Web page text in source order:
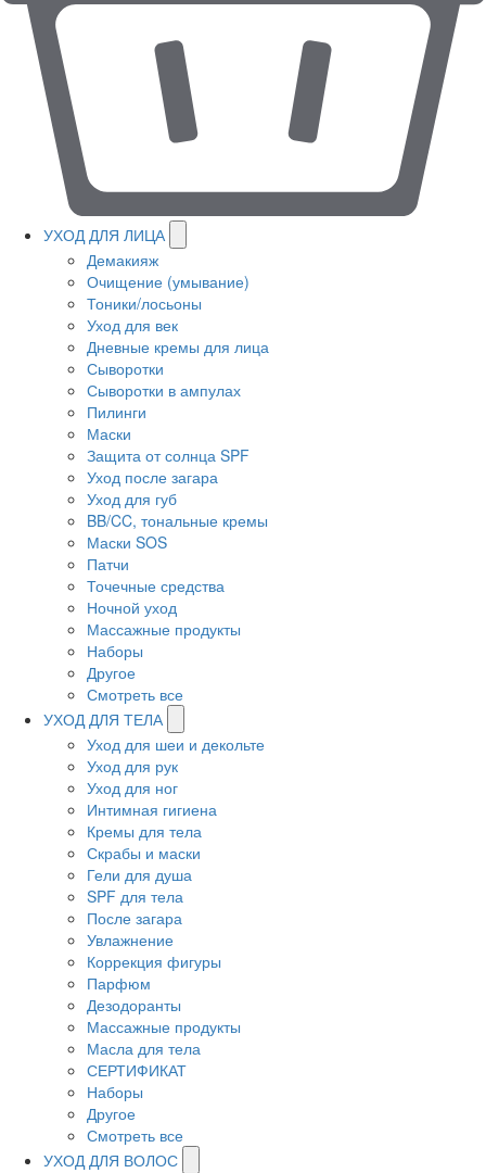
УХОД ДЛЯ ЛИЦА
Демакияж
Очищение (умывание)
Тоники/лосьоны
Уход для век
Дневные кремы для лица
Сыворотки
Сыворотки в ампулах
Пилинги
Маски
Защита от солнца SPF
Уход после загара
Уход для губ
BB/CC, тональные кремы
Маски SOS
Патчи
Точечные средства
Ночной уход
Массажные продукты
Наборы
Другое
Смотреть все
УХОД ДЛЯ ТЕЛА
Уход для шеи и декольте
Уход для рук
Уход для ног
Интимная гигиена
Кремы для тела
Скрабы и маски
Гели для душа
SPF для тела
После загара
Увлажнение
Коррекция фигуры
Парфюм
Дезодоранты
Массажные продукты
Масла для тела
СЕРТИФИКАТ
Наборы
Другое
Смотреть все
УХОД ДЛЯ ВОЛОС